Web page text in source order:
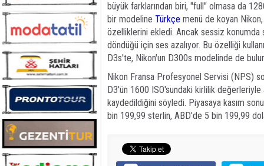
büyük farklarından biri, "full" olmasa da
bir modeline Türkçe menü de koyan
özelliklerini ekledi. Ancak sessiz
döndüğü için ses azalıyor. Bu özelliği
D3s'te, Nikon'un D300s modelinde de
Nikon Fransa Profesyonel Servisi (NPS)
D3'ün 1600 ISO'sundaki kirlilik
kaydedildiğini söyledi. Piyasaya kasım
bin 199,99 sterlin, ABD'de 5 bin 199,99